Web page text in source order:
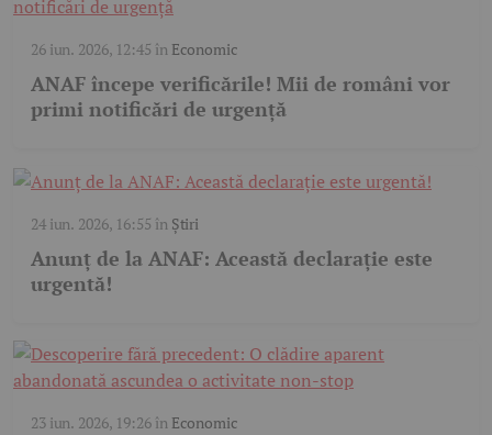
26 iun. 2026, 12:45 în Economic
ANAF începe verificările! Mii de români vor
primi notificări de urgență
24 iun. 2026, 16:55 în Știri
Anunț de la ANAF: Această declarație este
urgentă!
23 iun. 2026, 19:26în Economic